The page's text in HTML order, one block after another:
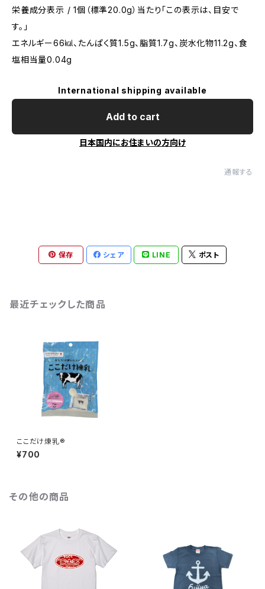
栄養成分表示 / 1個（標準20.0g）当たり「この表示は、目安で
す。」
エネルギー66㎉、たんぱく質1.5g、脂質1.7g、炭水化物11.2g、食
塩相当量0.04g
International shipping available
Add to cart
日本国内にお住まいの方向け
通報する
保存 シェア LINE ポスト
最近チェックした商品
ここだけ煉乳®
¥700
その他の商品